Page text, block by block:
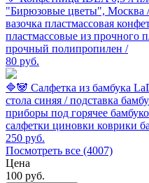
"Бирюзовые цветы", Москва
вазочка пластмассовая
пластмассовые из прочного
прочный полипропилен /
80 руб.
🔷🐼 Салфетка из бамбука
стола синяя / подставка
приборы под горячее
салфетки циновки коврики
250 руб.
Посмотреть все (4007)
Цена
100 руб.